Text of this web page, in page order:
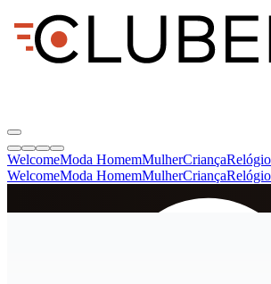
WelcomeModa HomemMulherCriança
WelcomeModa HomemMulherCriança